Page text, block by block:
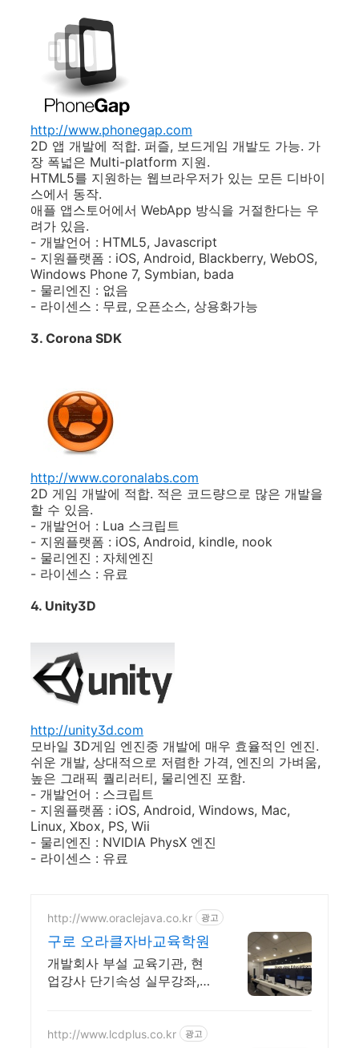
http://www.phonegap.com
2D 앱 개발에 적합. 퍼즐, 보드게임 개발도 가능. 가
장 폭넓은 Multi-platform 지원.
HTML5를 지원하는 웹브라우저가 있는 모든 디바이
스에서 동작.
애플 앱스토어에서 WebApp 방식을 거절한다는 우
려가 있음.
- 개발언어 : HTML5, Javascript
- 지원플랫폼 : iOS, Android, Blackberry, WebOS,
Windows Phone 7, Symbian, bada
- 물리엔진 : 없음
- 라이센스 : 무료, 오픈소스, 상용화가능
3. Corona SDK
http://www.coronalabs.com
2D 게임 개발에 적합. 적은 코드량으로 많은 개발을
할 수 있음.
- 개발언어 : Lua 스크립트
- 지원플랫폼 : iOS, Android, kindle, nook
- 물리엔진 : 자체엔진
- 라이센스 : 유료
4. Unity3D
http://unity3d.com
모바일 3D게임 엔진중 개발에 매우 효율적인 엔진.
쉬운 개발, 상대적으로 저렴한 가격, 엔진의 가벼움,
높은 그래픽 퀄리러티, 물리엔진 포함.
- 개발언어 : 스크립트
- 지원플랫폼 : iOS, Android, Windows, Mac,
Linux, Xbox, PS, Wii
- 물리엔진 : NVIDIA PhysX 엔진
- 라이센스 : 유료
http://www.oraclejava.co.kr 광고
구로 오라클자바교육학원
개발회사 부설 교육기관, 현
업강사 단기속성 실무강좌,
http://www.lcdplus.co.kr 광고